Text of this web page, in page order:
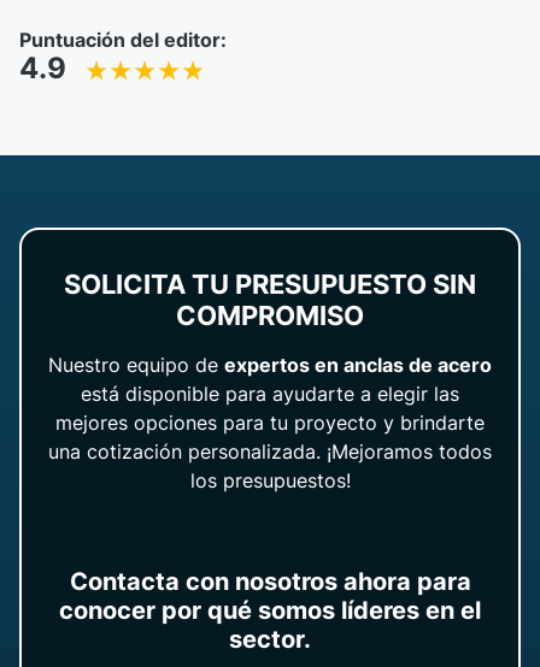
Puntuación del editor:
4.9
SOLICITA TU PRESUPUESTO SIN
COMPROMISO
Nuestro equipo de expertos en anclas de acero
está disponible para ayudarte a elegir las
mejores opciones para tu proyecto y brindarte
una cotización personalizada. ¡Mejoramos todos
los presupuestos!
Contacta con nosotros ahora para
conocer por qué somos líderes en el
sector.